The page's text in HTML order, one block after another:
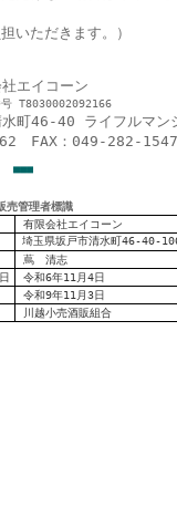
いただきます。）
エイコーン
号 T8030002092166
町46-40 ライフルマン
FAX：049-282-1547
■■■
売管理者標識
有限会社エイコーン
埼玉県坂戸市清水町46-40-
蔦 清志
令和6年11月4日
令和9年11月3日
川越小売酒販組合